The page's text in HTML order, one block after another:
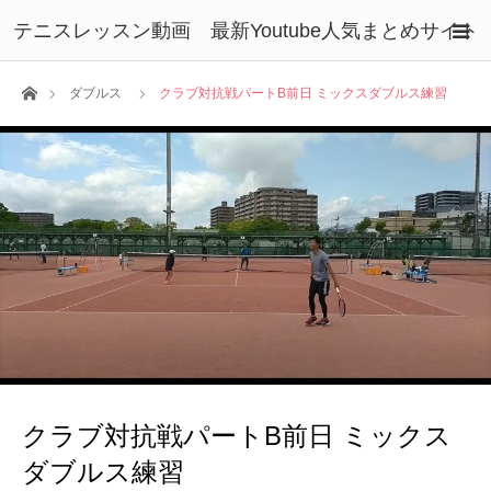
テニスレッスン動画 最新Youtube人気まとめサイト
ホームダブルス クラブ対抗戦パートB前日 ミックスダブルス練習
クラブ対抗戦パートB前日 ミックス
ダブルス練習